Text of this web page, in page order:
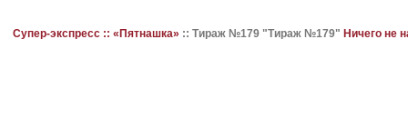
Супер-экспресс :: «Пятнашка» :: Тираж №179 "Тираж №179" Ничего не